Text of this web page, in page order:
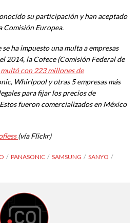
su participación y han aceptado
Comisión Europea.
se ha impuesto una multa a empresas
2014, la Cofece (Comisión Federal de
multó con 223 millones de
Whirlpool y otras 5 empresas más
para fijar los precios de
fueron comercializados en México
(vía Flickr)
PANASONIC SAMSUNG
SANYO